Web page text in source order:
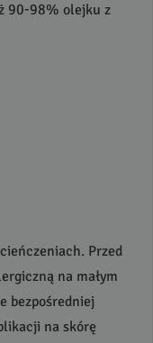
90-98% olejku z
Przed
na małym
bezpośredniej
na skórę